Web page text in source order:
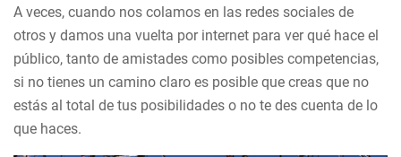
A veces, cuando nos colamos en las redes sociales de
otros y damos una vuelta por internet para ver qué hace el
público, tanto de amistades como posibles competencias,
si no tienes un camino claro es posible que creas que no
estás al total de tus posibilidades o no te des cuenta de lo
que haces.